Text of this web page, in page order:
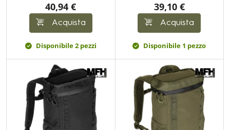
40,94 €
Acquista
Disponibile 2 pezzi
39,10 €
Acquista
Disponibile 1 pezzo